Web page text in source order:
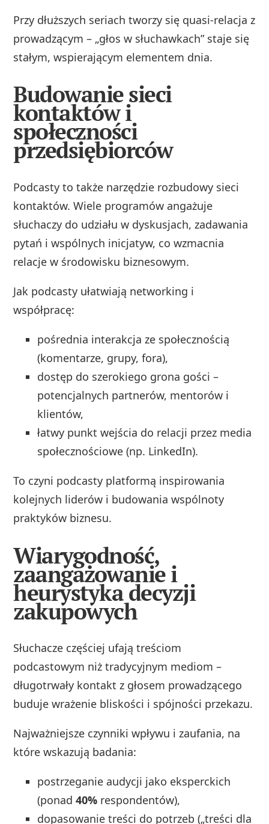
Przy dłuższych seriach tworzy się quasi-relacja z
prowadzącym – „głos w słuchawkach” staje się
stałym, wspierającym elementem dnia.
Budowanie sieci
kontaktów i
społeczności
przedsiębiorców
Podcasty to także narzędzie rozbudowy sieci
kontaktów. Wiele programów angażuje
słuchaczy do udziału w dyskusjach, zadawania
pytań i wspólnych inicjatyw, co wzmacnia
relacje w środowisku biznesowym.
Jak podcasty ułatwiają networking i
współpracę:
pośrednia interakcja ze społecznością
(komentarze, grupy, fora),
dostęp do szerokiego grona gości –
potencjalnych partnerów, mentorów i
klientów,
łatwy punkt wejścia do relacji przez media
społecznościowe (np. LinkedIn).
To czyni podcasty platformą inspirowania
kolejnych liderów i budowania wspólnoty
praktyków biznesu.
Wiarygodność,
zaangażowanie i
heurystyka decyzji
zakupowych
Słuchacze częściej ufają treściom
podcastowym niż tradycyjnym mediom –
długotrwały kontakt z głosem prowadzącego
buduje wrażenie bliskości i spójności przekazu.
Najważniejsze czynniki wpływu i zaufania, na
które wskazują badania:
postrzeganie audycji jako eksperckich
(ponad40% respondentów),
dopasowanie treści do potrzeb („treści dla